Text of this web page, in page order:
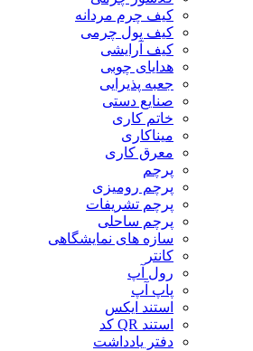
کیف چرم مردانه
کیف پول چرمی
کیف آرایشی
هدایای چوبی
جعبه پذیرایی
صنایع دستی
خاتم کاری
میناکاری
معرق کاری
پرچم
پرچم رومیزی
پرچم تشریفات
پرچم ساحلی
سازه های نمایشگاهی
کانتر
رول آپ
پاپ آپ
استند ایکس
استند QR کد
دفتر یادداشت